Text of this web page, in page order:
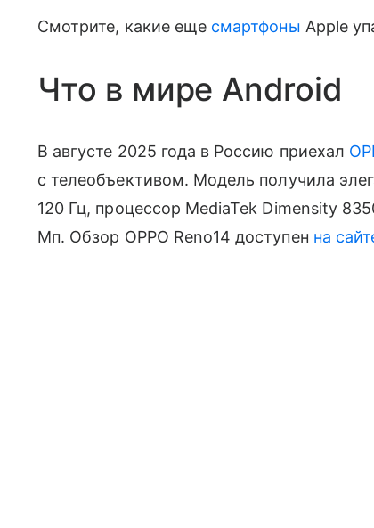
Смотрите, какие еще смартфоны Apple
Что в мире Android
В августе 2025 года в Россию приехал
с телеобъективом. Модель получила
120 Гц, процессор MediaTek Dimensity
Мп. Обзор OPPO Reno14 доступен на